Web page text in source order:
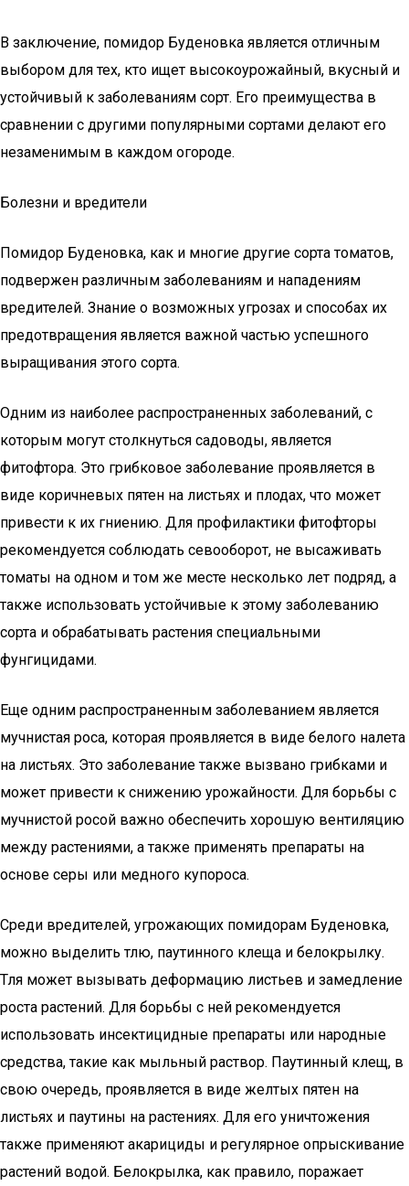
В заключение, помидор Буденовка является отличным
выбором для тех, кто ищет высокоурожайный, вкусный и
устойчивый к заболеваниям сорт. Его преимущества в
сравнении с другими популярными сортами делают его
незаменимым в каждом огороде.
Болезни и вредители
Помидор Буденовка, как и многие другие сорта томатов,
подвержен различным заболеваниям и нападениям
вредителей. Знание о возможных угрозах и способах их
предотвращения является важной частью успешного
выращивания этого сорта.
Одним из наиболее распространенных заболеваний, с
которым могут столкнуться садоводы, является
фитофтора. Это грибковое заболевание проявляется в
виде коричневых пятен на листьях и плодах, что может
привести к их гниению. Для профилактики фитофторы
рекомендуется соблюдать севооборот, не высаживать
томаты на одном и том же месте несколько лет подряд, а
также использовать устойчивые к этому заболеванию
сорта и обрабатывать растения специальными
фунгицидами.
Еще одним распространенным заболеванием является
мучнистая роса, которая проявляется в виде белого налета
на листьях. Это заболевание также вызвано грибками и
может привести к снижению урожайности. Для борьбы с
мучнистой росой важно обеспечить хорошую вентиляцию
между растениями, а также применять препараты на
основе серы или медного купороса.
Среди вредителей, угрожающих помидорам Буденовка,
можно выделить тлю, паутинного клеща и белокрылку.
Тля может вызывать деформацию листьев и замедление
роста растений. Для борьбы с ней рекомендуется
использовать инсектицидные препараты или народные
средства, такие как мыльный раствор. Паутинный клещ, в
свою очередь, проявляется в виде желтых пятен на
листьях и паутины на растениях. Для его уничтожения
также применяют акарициды и регулярное опрыскивание
растений водой. Белокрылка, как правило, поражает